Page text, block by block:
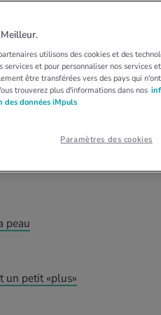
4
devant le concept
s’impose. Nous
peau
un petit «plus»
utilisons des cookies et des
services et pour personnaliser nos services
être transférées vers des pays qui
trouverez plus d'informations dans nos
des données iMpuls
Paramètres des cookies